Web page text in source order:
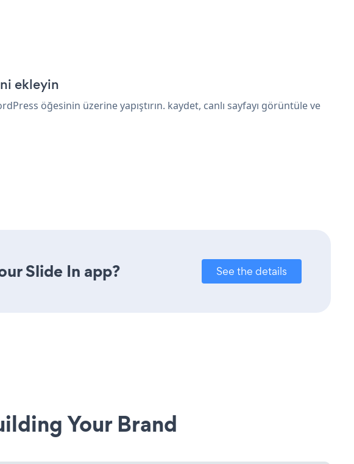
ekleyin
öğesinin üzerine yapıştırın. kaydet, canlı sayfayı görüntüle ve
Slide In app? See the details
Your Brand